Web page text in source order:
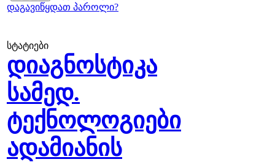
დაგავიწყდათ პაროლი?
სტატიები
დიაგნოსტიკა
სამედ.
ტექნოლოგიები
ადამიანის